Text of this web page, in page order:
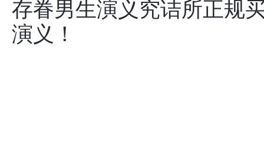
存眷男生演义究诘所正规
演义！